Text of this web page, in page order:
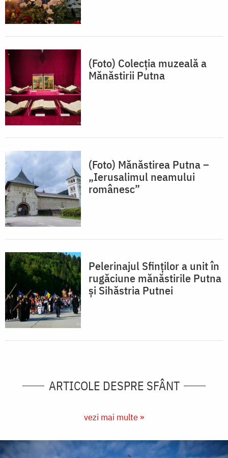
(Foto) Colecţia muzeală a
Mănăstirii Putna
(Foto) Mănăstirea Putna –
„Ierusalimul neamului
românesc”
Pelerinajul Sfinților a unit în
rugăciune mănăstirile Putna
și Sihăstria Putnei
ARTICOLE DESPRE SFÂNT
vezi mai multe »